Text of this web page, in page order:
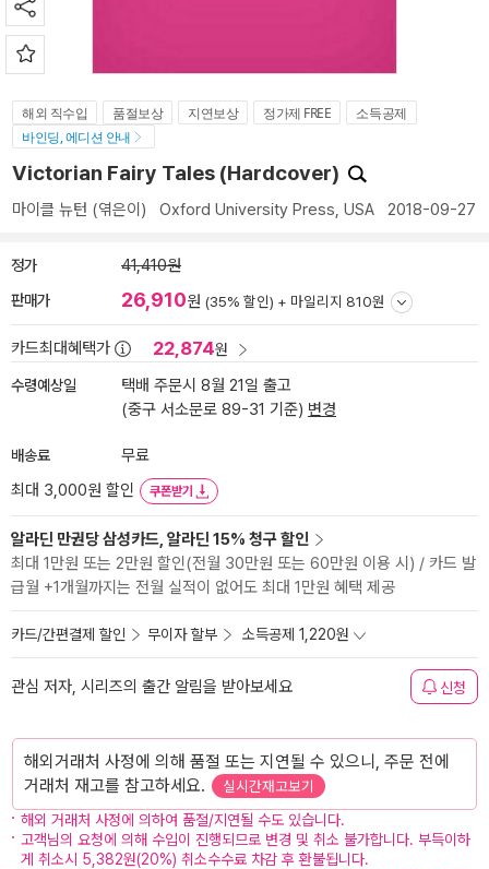
해외 직수입 품절보상 지연보상 정가제 FREE
소득공제
바인딩, 에디션 안내
Victorian Fairy Tales (Hardcover)
마이클 뉴턴 (엮은이) Oxford University Press, USA 2018-09-27
정가 41,410원
판매가 26,910원 (35% 할인) + 마일리지 810원
카드최대혜택가 22,874원
수령예상일
택배 주문시 8월 21일 출고
(중구 서소문로 89-31 기준) 변경
배송료
무료
최대 3,000원 할인
쿠폰받기
알라딘 만권당 삼성카드, 알라딘 15% 청구 할인
최대 1만원 또는 2만원 할인(전월 30만원 또는 60만원 이용 시) / 카드 발
급월 +1개월까지는 전월 실적이 없어도 최대 1만원 혜택 제공
카드/간편결제 할인 무이자 할부 소득공제 1,220원
관심 저자, 시리즈의 출간 알림을 받아보세요 신청
해외거래처 사정에 의해 품절 또는 지연될 수 있으니, 주문 전에
거래처 재고를 참고하세요.
실시간재고보기
해외 거래처 사정에 의하여 품절/지연될 수도 있습니다.
고객님의 요청에 의해 수입이 진행되므로 변경 및 취소 불가합니다. 부득이하
게 취소시 5,382원(20%) 취소수수료 차감 후 환불됩니다.